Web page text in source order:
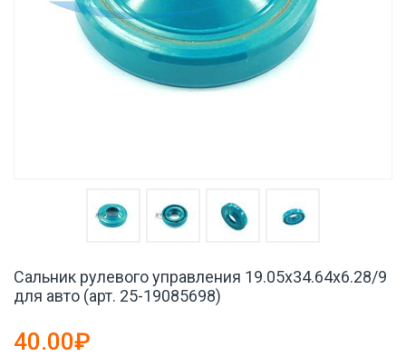
Сальник рулевого управления 19.05x34.64x6.28/9
для авто (арт. 25-19085698)
40.00₽